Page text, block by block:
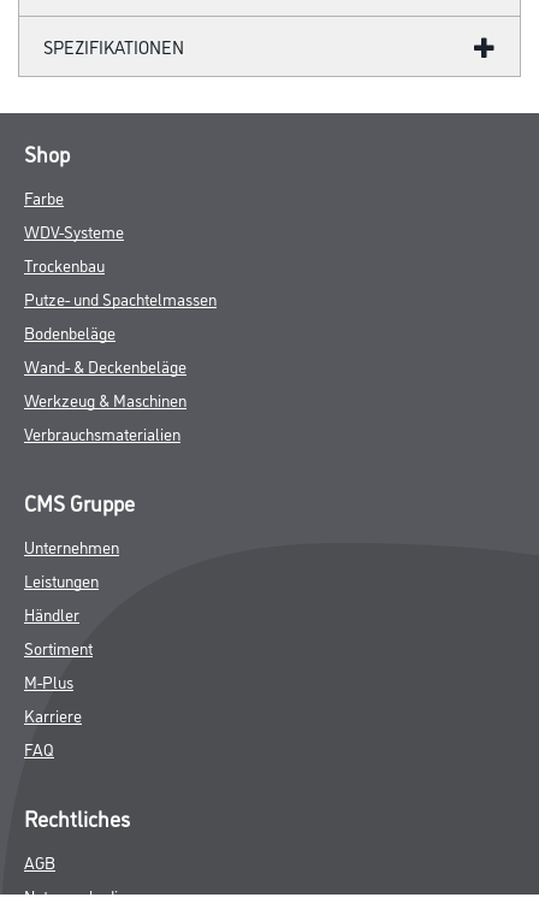
SPEZIFIKATIONEN
Shop
Farbe
WDV-Systeme
Trockenbau
Putze- und Spachtelmassen
Bodenbeläge
Wand- & Deckenbeläge
Werkzeug & Maschinen
Verbrauchsmaterialien
CMS Gruppe
Unternehmen
Leistungen
Händler
Sortiment
M-Plus
Karriere
FAQ
Rechtliches
AGB
Nutzungsbedingungen